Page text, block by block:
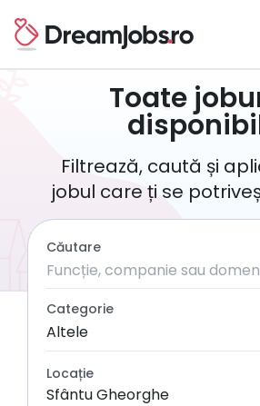
Toate
Filtrează, caută și
jobul care ți se
Căutare
Categorie
Altele
Locație
Sfântu Gheorghe